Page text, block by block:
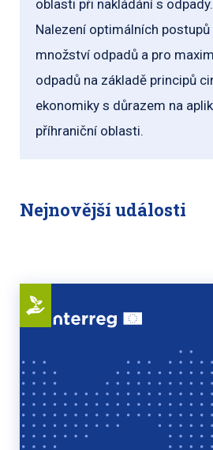
oblasti při nakládání s
Nalezení optimálních
množství odpadů a pro
odpadů na základě principů
ekonomiky s důrazem na
příhraniční oblasti.
Nejnovější události